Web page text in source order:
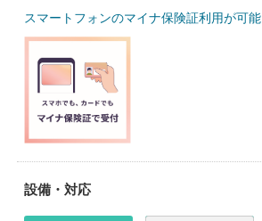
スマートフォンのマイナ保険証利用が可能
設備・対応